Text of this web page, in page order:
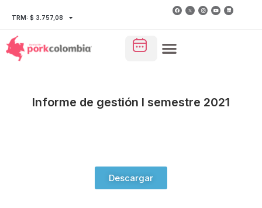
TRM: $ 3.757,08
Informe de gestión I semestre 2021
Descargar